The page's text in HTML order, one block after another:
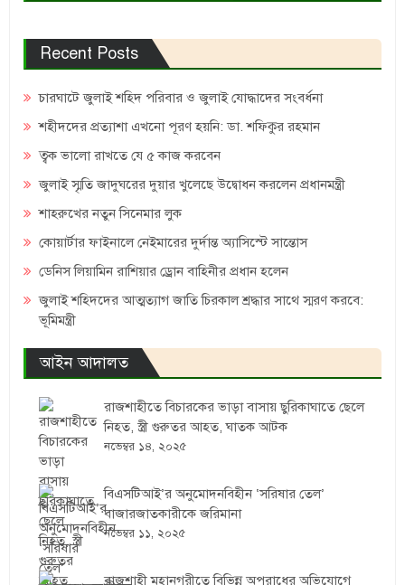
Recent Posts
চারঘাটে জুলাই শহিদ পরিবার ও জুলাই যোদ্ধাদের সংবর্ধনা
শহীদদের প্রত্যাশা এখনো পূরণ হয়নি: ডা. শফিকুর রহমান
ত্বক ভালো রাখতে যে ৫ কাজ করবেন
জুলাই স্মৃতি জাদুঘরের দুয়ার খুলেছে উদ্বোধন করলেন প্রধানমন্ত্রী
শাহরুখের নতুন সিনেমার লুক
কোয়ার্টার ফাইনালে নেইমারের দুর্দান্ত অ্যাসিস্টে সান্তোস
ডেনিস লিয়ামিন রাশিয়ার ড্রোন বাহিনীর প্রধান হলেন
জুলাই শহিদদের আত্মত্যাগ জাতি চিরকাল শ্রদ্ধার সাথে স্মরণ করবে:
ভূমিমন্ত্রী
আইন আদালত
রাজশাহীতে বিচারকের ভাড়া বাসায় ছুরিকাঘাতে ছেলে
নিহত, স্ত্রী গুরুতর আহত, ঘাতক আটক
নভেম্বর ১৪, ২০২৫
বিএসটিআই’র অনুমোদনবিহীন ‘সরিষার তেল’
বাজারজাতকারীকে জরিমানা
নভেম্বর ১১, ২০২৫
রাজশাহী মহানগরীতে বিভিন্ন অপরাধের অভিযোগে